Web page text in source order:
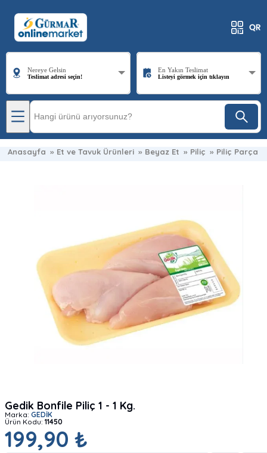
Nereye Gelsin
Teslimat adresi seçin!
En Yakın Teslimat
Listeyi görmek için tıklayın
Anasayfa » Et ve Tavuk Ürünleri » Beyaz Et » Piliç » Piliç Parça
Gedik Bonfile Piliç 1 - 1 Kg.
Marka: GEDİK
Ürün Kodu: 11450
199,90 ₺